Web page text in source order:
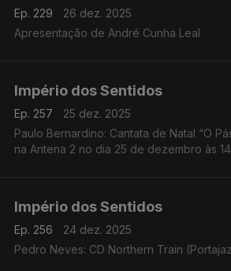
Ep. 229
26 dez. 2025
Apresentação de André Cunha Leal
Império dos Sentidos
Ep. 257
25 dez. 2025
Paulo Bernardino: Cantata de Natal “O
na Antena 2 no dia 25 de dezembro às
Império dos Sentidos
Ep. 256
24 dez. 2025
Pedro Neves: CD Northern Train